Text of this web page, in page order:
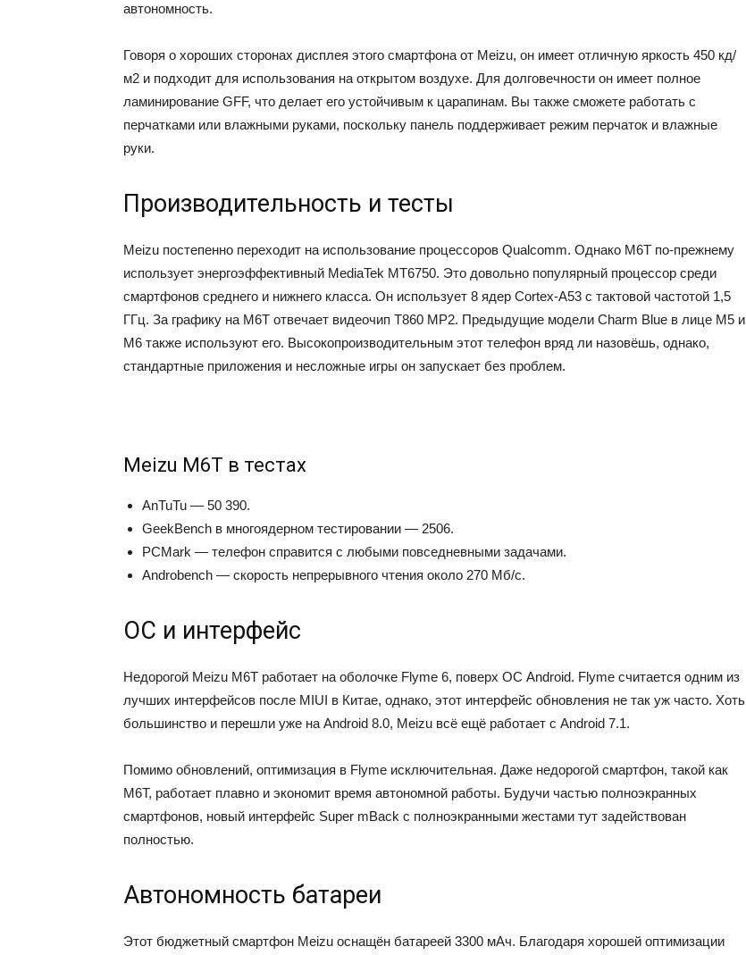
автономность.
Говоря о хороших сторонах дисплея этого смартфона от Meizu, он имеет отличную яркость 450 кд/
м2 и подходит для использования на открытом воздухе. Для долговечности он имеет полное
ламинирование GFF, что делает его устойчивым к царапинам. Вы также сможете работать с
перчатками или влажными руками, поскольку панель поддерживает режим перчаток и влажные
руки.
Производительность и тесты
Meizu постепенно переходит на использование процессоров Qualcomm. Однако M6T по-прежнему
использует энергоэффективный MediaTek MT6750. Это довольно популярный процессор среди
смартфонов среднего и нижнего класса. Он использует 8 ядер Cortex-A53 с тактовой частотой 1,5
ГГц. За графику на M6T отвечает видеочип T860 MP2. Предыдущие модели Charm Blue в лице M5 и
M6 также используют его. Высокопроизводительным этот телефон вряд ли назовёшь, однако,
стандартные приложения и несложные игры он запускает без проблем.
Meizu M6T в тестах
AnTuTu — 50 390.
GeekBench в многоядерном тестировании — 2506.
PCMark — телефон справится с любыми повседневными задачами.
Androbench — скорость непрерывного чтения около 270 Мб/с.
ОС и интерфейс
Недорогой Meizu M6T работает на оболочке Flyme 6, поверх ОС Android. Flyme считается одним из
лучших интерфейсов после MIUI в Китае, однако, этот интерфейс обновления не так уж часто. Хоть
большинство и перешли уже на Android 8.0, Meizu всё ещё работает с Android 7.1.
Помимо обновлений, оптимизация в Flyme исключительная. Даже недорогой смартфон, такой как
M6T, работает плавно и экономит время автономной работы. Будучи частью полноэкранных
смартфонов, новый интерфейс Super mBack с полноэкранными жестами тут задействован
полностью.
Автономность батареи
Этот бюджетный смартфон Meizu оснащён батареей 3300 мАч. Благодаря хорошей оптимизации